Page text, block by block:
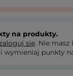
na produkty.
się. Nie masz
i wymieniaj punkty